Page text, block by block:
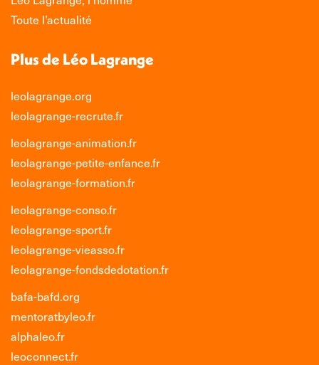
Toute l’actualité
Plus de Léo Lagrange
leolagrange.org
leolagrange-recrute.fr
leolagrange-animation.fr
leolagrange-petite-enfance.fr
leolagrange-formation.fr
leolagrange-conso.fr
leolagrange-sport.fr
leolagrange-vieasso.fr
leolagrange-fondsdedotation.fr
bafa-bafd.org
mentoratbyleo.fr
alphaleo.fr
leoconnect.fr